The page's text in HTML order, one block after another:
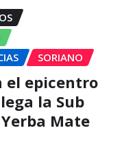
SORIANO
el epicentro
la Sub
Mate